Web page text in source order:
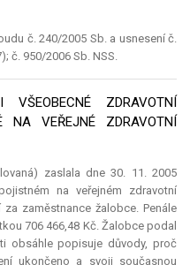
č. 240/2005 Sb. a usnesení č.
č. 950/2006 Sb. NSS.
ZDRAVOTNÍ
NA VEŘEJNÉ ZDRAVOTNÍ
zaslala dne 30. 11. 2005
na veřejném zdravotní
zaměstnance žalobce. Penále
706 466,48 Kč. Žalobce podal
obsáhle popisuje důvody, proč
ukončeno a svoji současnou